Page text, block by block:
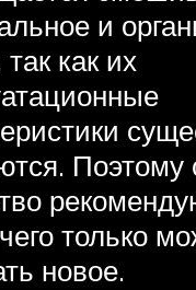
и
как их
Поэтому
только
новое.